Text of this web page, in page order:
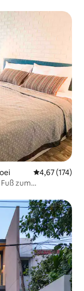
4,67 (174)
zum